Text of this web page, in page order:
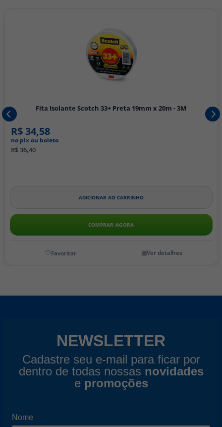
Fita Isolante Scotch 33+ Preta 19mm x 20m - 3M
R$ 34,58
no pix ou boleto
R$ 36,40
ADICIONAR AO CARRINHO
COMPRAR AGORA
Ver detalhes
NEWSLETTER
Cadastre seu e-mail para ficar por
dentro de todas nossas novidades
e promoções
Nome